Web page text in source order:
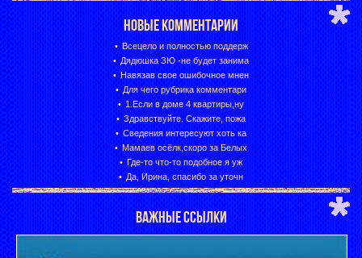
НОВЫЕ КОММЕНТАРИИ
Всецело и полностью поддерж
Дядюшка ЗЮ -не будет занима
Навязав свое ошибочное мнен
Для чего рубрика комментари
1.Если в доме 4 квартиры,ну
Здравствуйте. Скажите, пожа
Сведения интересуют хоть ка
Мамаев осёлк,скоро за Белых
Где-то что-то подобное я уж
Да, Ирина, спасибо за уточн
ВАЖНЫЕ ССЫЛКИ